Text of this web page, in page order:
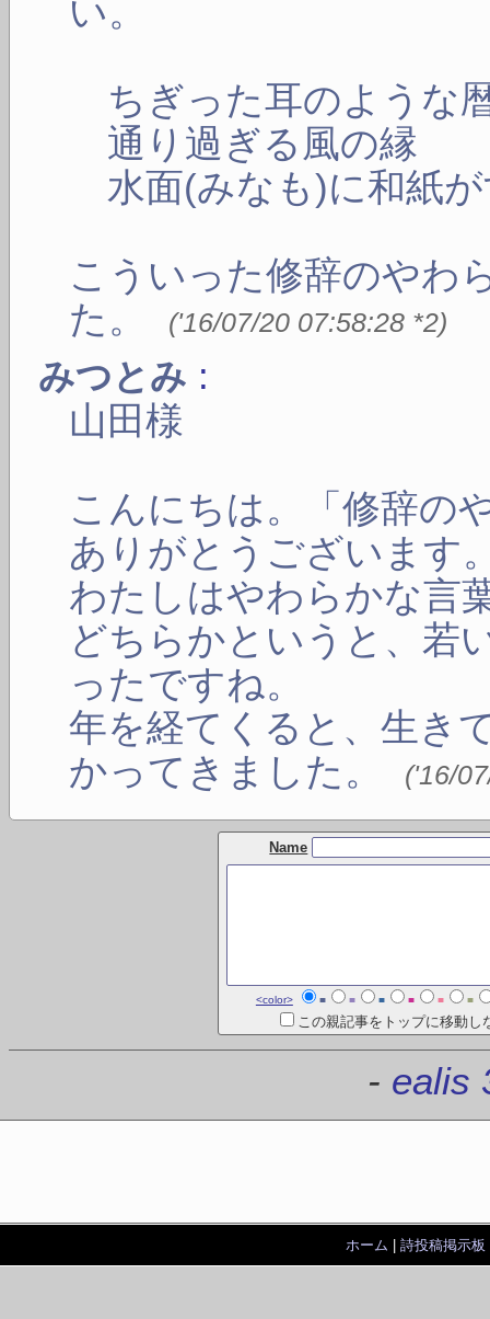
い。
ちぎった耳のような
通り過ぎる風の縁
水面(みなも)に和紙
こういった修辞のやわ
た。
('16/07/20 07:58:28 *2)
みつとみ :
山田様
こんにちは。「修辞の
ありがとうございます
わたしはやわらかな言
どちらかというと、若
ったですね。
年を経てくると、生き
かってきました。
('16/
Name
<color> ■ ■ ■ ■ ■ ■
この親記事をトップに移動し
- ealis
ホーム 詩投稿掲示板